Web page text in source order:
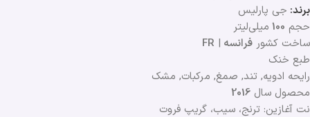
برند: جی پارلیس
حجم 100 میلی‌لیتر
ساخت کشور فرانسه |
FR
طبع خنک
رایحه ادویه, تند, صمغ, مرکبات, مشک
محصول سال 2016
نت آغازین: ترنج، سیب، گریپ فروت